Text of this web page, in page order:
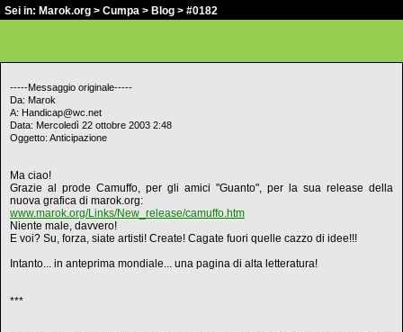
Sei in: Marok.org > Cumpa > Blog > #0182
-----Messaggio originale-----
Da: Marok
A: Handicap@wc.net
Data: Mercoledì 22 ottobre 2003 2:48
Oggetto: Anticipazione
Ma ciao!
Grazie al prode Camuffo, per gli amici "Guanto", per la sua release della
nuova grafica di marok.org:
www.marok.org/Links/New_release/camuffo.htm
Niente male, davvero!
E voi? Su, forza, siate artisti! Create! Cagate fuori quelle cazzo di idee!!!
Intanto... in anteprima mondiale... una pagina di alta letteratura!
***